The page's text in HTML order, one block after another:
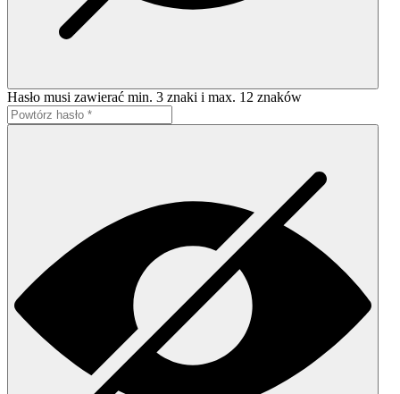
Hasło musi zawierać min. 3 znaki i max. 12 znaków